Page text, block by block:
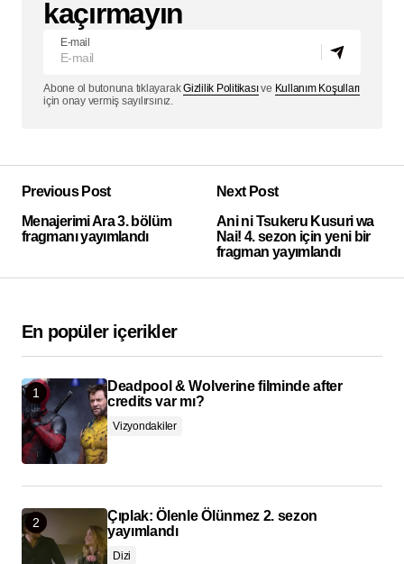
kaçırmayın
E-mail
Abone ol butonuna tıklayarakGizlilik Politikasıve Kullanım Koşulları
için onay vermiş sayılırsınız.
Previous Post
Menajerimi Ara 3. bölüm
fragmanı yayımlandı
Next Post
Ani ni Tsukeru Kusuri wa
Nai! 4. sezon için yeni bir
fragman yayımlandı
En popüler içerikler
Deadpool & Wolverine filminde after
credits var mı?
Vizyondakiler
Çıplak: Ölenle Ölünmez 2. sezon
yayımlandı
Dizi